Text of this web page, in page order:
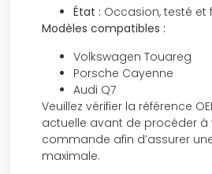
État : Occasion, testé et
Modèles compatibles :
Volkswagen Touareg
Porsche Cayenne
Audi Q7
Veuillez vérifier la référence
actuelle avant de procéder à
commande afin d’assurer
maximale.